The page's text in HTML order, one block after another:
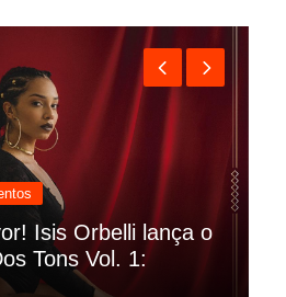
nos HQs as
de sua nova